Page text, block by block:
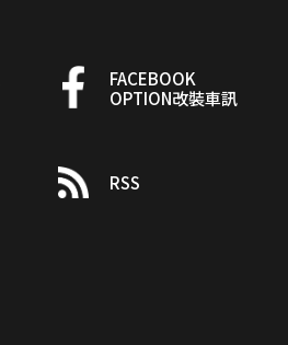
FACEBOOK
OPTION改裝車訊
RSS